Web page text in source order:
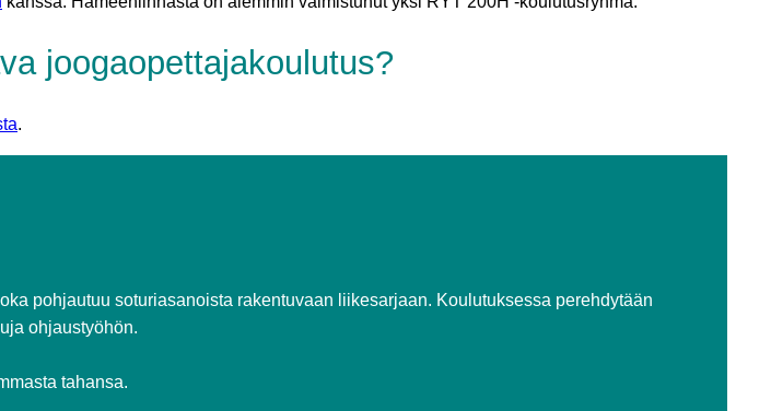
joogaopettajakoulutus?
.
pohjautuu soturiasanoista rakentuvaan liikesarjaan. Koulutuksessa perehdytään
ohjaustyöhön.
tahansa.